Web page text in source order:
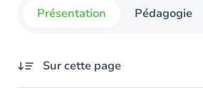
Présentation Pédagogie
Sur cette page